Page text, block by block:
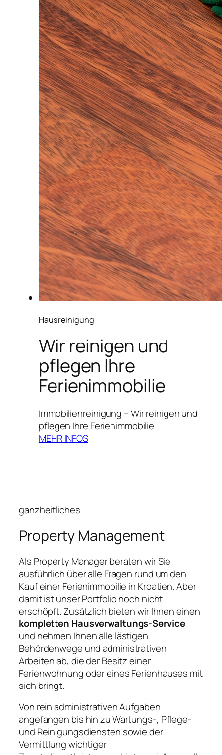
Hausreinigung
Wir reinigen und
pflegen Ihre
Ferienimmobilie
Immobilienreinigung – Wir reinigen und
pflegen Ihre Ferienimmobilie
MEHR INFOS
ganzheitliches
Property Management
Als Property Manager beraten wir Sie
ausführlich über alle Fragen rund um den
Kauf einer Ferienimmobilie in Kroatien. Aber
damit ist unser Portfolio noch nicht
erschöpft. Zusätzlich bieten wir Ihnen einen
kompletten Hausverwaltungs-Service
und nehmen Ihnen alle lästigen
Behördenwege und administrativen
Arbeiten ab, die der Besitz einer
Ferienwohnung oder eines Ferienhauses mit
sich bringt.
Von rein administrativen Aufgaben
angefangen bis hin zu Wartungs-, Pflege-
und Reinigungsdiensten sowie der
Vermittlung wichtiger